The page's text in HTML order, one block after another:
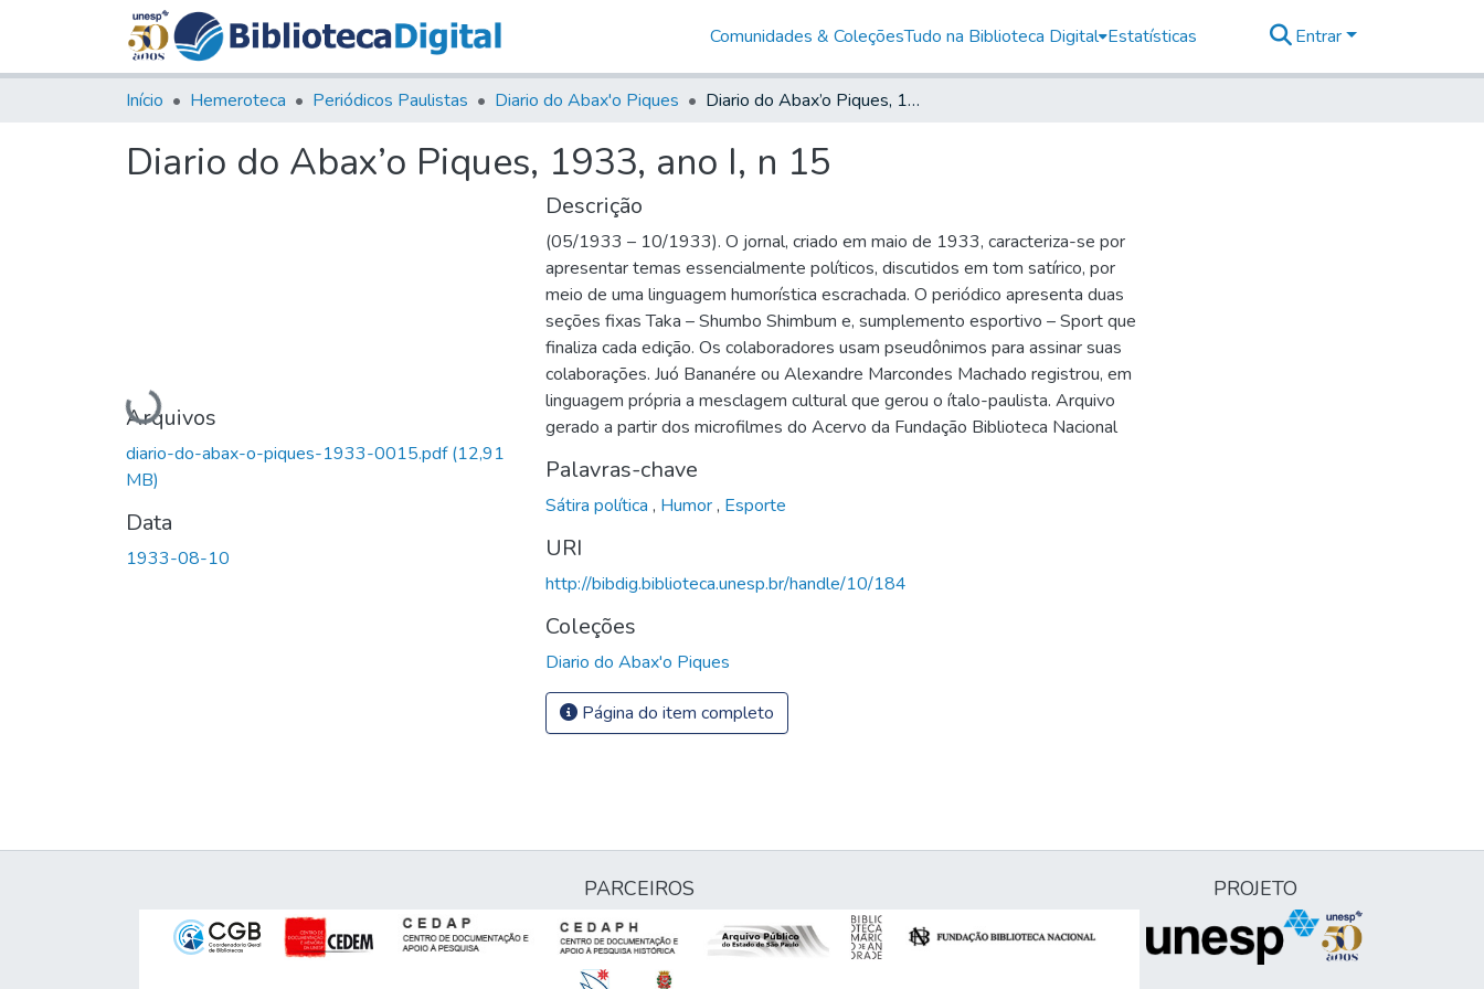
Comunidades & ColeçõesTudo na Biblioteca Digital Estatísticas Entrar
Início Hemeroteca Periódicos Paulistas Diario do Abax'o Piques Diario do Abax’o Piques, 1933, ano I, n 15
Diario do Abax’o Piques, 1933, ano I, n 15
Carregando...
Arquivos
diario-do-abax-o-piques-1933-0015.pdf(12,91
MB)
Data
1933-08-10
Descrição
(05/1933 – 10/1933). O jornal, criado em maio de 1933, caracteriza-se por
apresentar temas essencialmente políticos, discutidos em tom satírico, por
meio de uma linguagem humorística escrachada. O periódico apresenta duas
seções fixas Taka – Shumbo Shimbum e, sumplemento esportivo – Sport que
finaliza cada edição. Os colaboradores usam pseudônimos para assinar suas
colaborações. Juó Bananére ou Alexandre Marcondes Machado registrou, em
linguagem própria a mesclagem cultural que gerou o ítalo-paulista. Arquivo
gerado a partir dos microfilmes do Acervo da Fundação Biblioteca Nacional
Palavras-chave
Sátira política , Humor, Esporte
URI
http://bibdig.biblioteca.unesp.br/handle/10/184
Coleções
Diario do Abax'o Piques
Página do item completo
PARCEIROS PROJETO